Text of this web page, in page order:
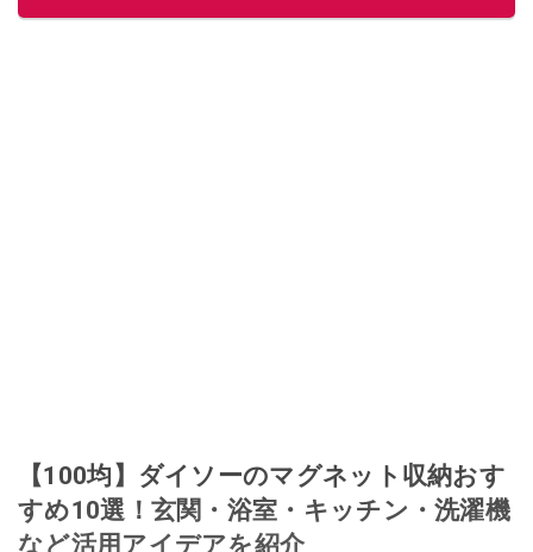
【100均】ダイソーのマグネット収納おす
すめ10選！玄関・浴室・キッチン・洗濯機
など活用アイデアを紹介